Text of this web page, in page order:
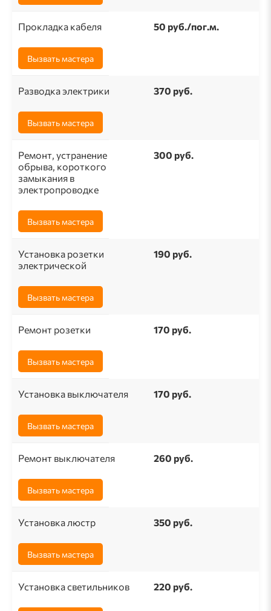
Прокладка кабеля 50 pуб./пог.м.
Вызвать мастера
Разводка электрики 370 руб.
Вызвать мастера
Ремонт, устранение
обрыва, короткого
замыкания в
электропроводке
300 руб.
Вызвать мастера
Установка розетки
электрической
190 pуб.
Вызвать мастера
Ремонт розетки 170 pуб.
Вызвать мастера
Установка выключателя 170 руб.
Вызвать мастера
Ремонт выключателя 260 pуб.
Вызвать мастера
Установка люстр 350 руб.
Вызвать мастера
Установка светильников 220 руб.